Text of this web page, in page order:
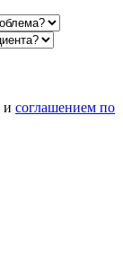
и соглашением по